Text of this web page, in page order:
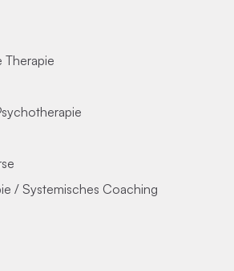
Therapie
/ Systemisches Coaching